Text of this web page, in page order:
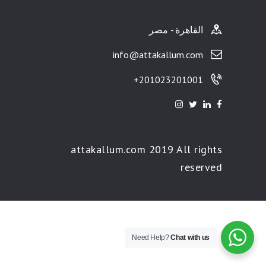
القاهرة - مصر
info@attakallum.com
201023201001+
attakallum.com 2019 All rights
reserved
Need Help?Chat with us